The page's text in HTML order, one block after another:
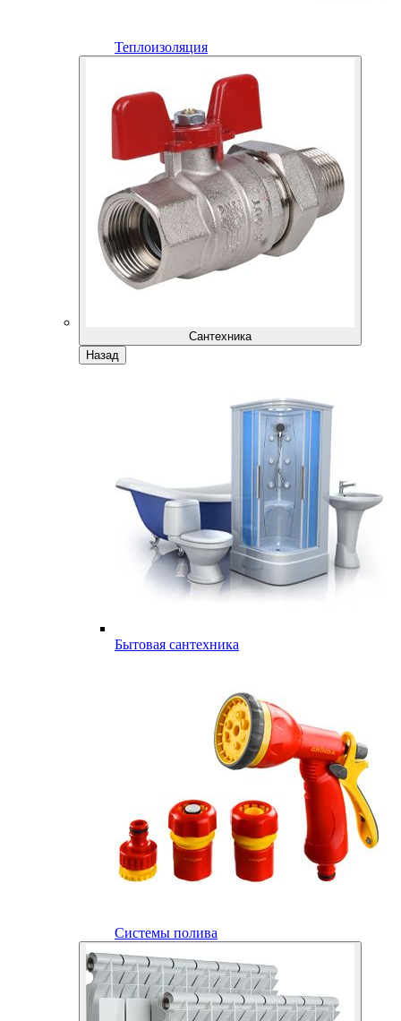
Теплоизоляция
Сантехника
Назад
Бытовая сантехника
Системы полива